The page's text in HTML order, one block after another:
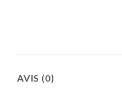
AVIS (0)